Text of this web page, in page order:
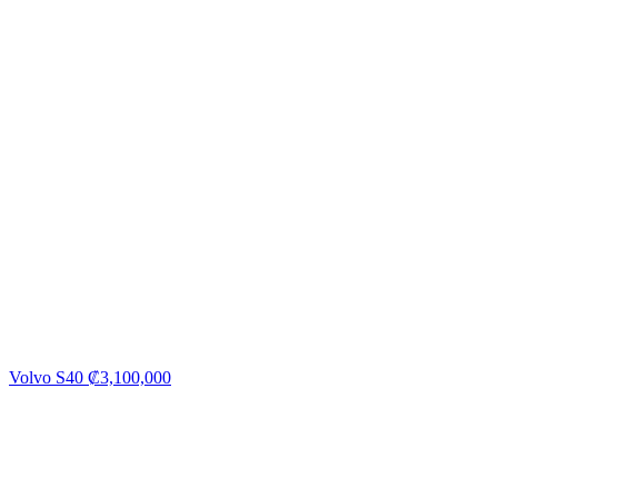
Volvo S40 ₡3,100,000